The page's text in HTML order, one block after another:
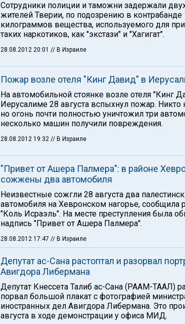
Сотрудники полиции и таможни задержали
жителей Тверии, по подозрению в контрабанде
килограммов вещества, используемого для
таких наркотиков, как "экстази" и "Хагигат".
28.08.2012 20:01 // В Израиле
Пожар возле отеля "Кинг Давид" в
На автомобильной стоянке возле отеля "Кинг
Иерусалиме 28 августа вспыхнул пожар. Никто
но огонь почти полностью уничтожил три
несколько машин получили повреждения.
28.08.2012 19:32 // В Израиле
"Привет от Ашера Палмера": в районе
сожжены два автомобиля
Неизвестные сожгли 28 августа два
автомобиля на Хевронском нагорье, сообщила
"Коль Исраэль". На месте преступления была
надпись "Привет от Ашера Палмера".
28.08.2012 17:47 // В Израиле
Депутат ас-Сана растоптал и разорвал
Авигдора Либермана
Депутат Кнессета Талиб ас-Сана (РААМ-ТААЛ)
порвал большой плакат с фотографией
иностранных дел Авигдора Либермана. Это
августа в ходе демонстрации у офиса МИД.